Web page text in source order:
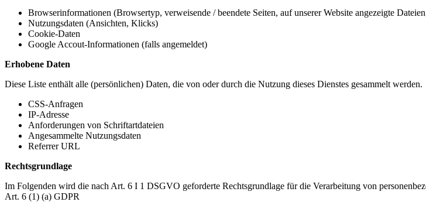
Browserinformationen (Browsertyp, verweisende / beendete Seiten, auf unserer Website angezeigte
Nutzungsdaten (Ansichten, Klicks)
Cookie-Daten
Google Accout-Informationen (falls angemeldet)
Erhobene Daten
Diese Liste enthält alle (persönlichen) Daten, die von oder durch die Nutzung dieses Dienstes gesammelt werden.
CSS-Anfragen
IP-Adresse
Anforderungen von Schriftartdateien
Angesammelte Nutzungsdaten
Referrer URL
Rechtsgrundlage
Im Folgenden wird die nach Art. 6 I 1 DSGVO geforderte Rechtsgrundlage für die Verarbeitung von
Art. 6 (1) (a) GDPR